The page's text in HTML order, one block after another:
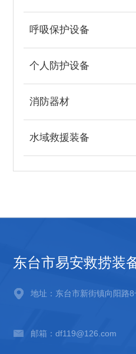
呼吸保护设备
个人防护设备
消防器材
水域救援装备
东台市易安救捞装
地址：东台市新街镇向阳路8
邮箱：df119@126.com